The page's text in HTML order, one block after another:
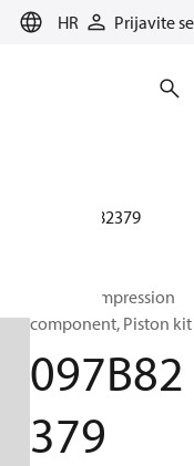
HR Prijavite se
grijanje
097B82379
BOCK, Compression
component, Piston kit
097B82
379